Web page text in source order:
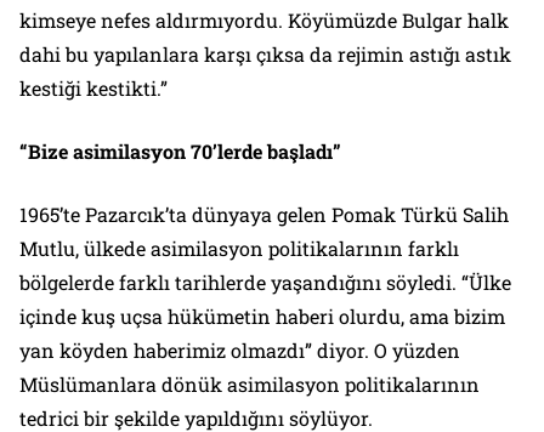
kimseye nefes aldırmıyordu. Köyümüzde Bulgar halk
dahi bu yapılanlara karşı çıksa da rejimin astığı astık
kestiği kestikti.”
“Bize asimilasyon 70’lerde başladı”
1965’te Pazarcık’ta dünyaya gelen Pomak Türkü Salih
Mutlu, ülkede asimilasyon politikalarının farklı
bölgelerde farklı tarihlerde yaşandığını söyledi. “Ülke
içinde kuş uçsa hükümetin haberi olurdu, ama bizim
yan köyden haberimiz olmazdı” diyor. O yüzden
Müslümanlara dönük asimilasyon politikalarının
tedrici bir şekilde yapıldığını söylüyor.